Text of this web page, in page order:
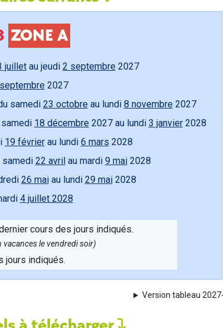
ZONE A
juilletau jeudi 2 septembre 2027
2027
samedi 23 octobre au lundi 8 novembre 2027
18 décembre 2027 au lundi 3 janvier2028
19 févrierau lundi 6 mars 2028
22 avril au mardi 9 mai2028
26 maiau lundi 29 mai2028
4 juillet 2028
cours des jours indiqués.
vacances le vendredi soir)
jours indiqués.
Version tableau